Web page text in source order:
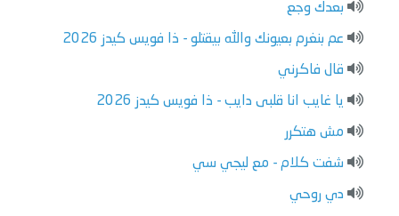
بعدك وجع
عم بنغرم بعيونك والله بيقتلو - ذا فويس كيدز 2026
قال فاكرني
يا غايب انا قلبى دايب - ذا فويس كيدز 2026
مش هتكرر
شفت كلام - مع ليجي سي
دي روحي